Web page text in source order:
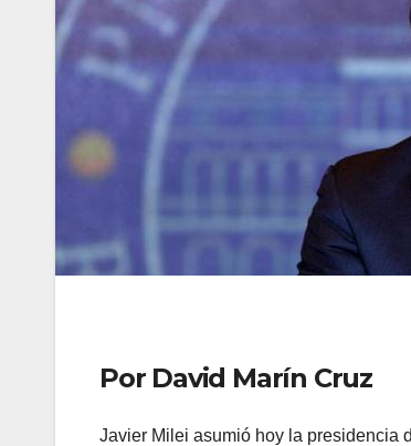
Por David Marín Cruz
Javier Milei asumió hoy la presidencia